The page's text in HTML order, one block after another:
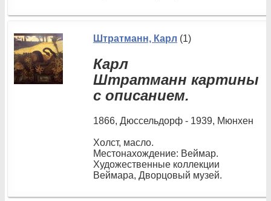
Штратманн, Карл (1)
Карл
Штратманн картины
с описанием.
1866, Дюссельдорф - 1939, Мюнхен
Холст, масло.
Местонахождение: Веймар.
Художественные коллекции
Веймара, Дворцовый музей.